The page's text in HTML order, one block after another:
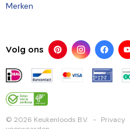
Merken
Volg ons
© 2026 Keukenloods B.V. Privacy